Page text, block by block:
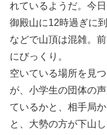
れているようだ。今
御殿山に12時過ぎに
などで山頂は混雑。
にびっくり。
空いている場所を見
が、小学生の団体の
ているかと、相手局
と、大勢の方が下山